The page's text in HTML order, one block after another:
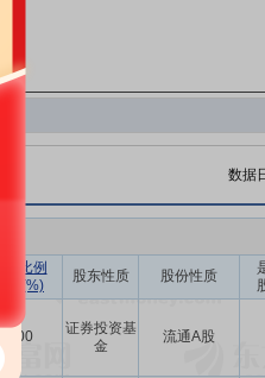
数据
股比例
变动(%)
股东性质 股份性质
0.00
证券投资基
金
流通A股